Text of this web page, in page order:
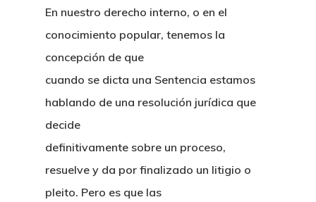
En nuestro derecho interno, o en el
conocimiento popular, tenemos la
concepción de que
cuando se dicta una Sentencia estamos
hablando de una resolución jurídica que
decide
definitivamente sobre un proceso,
resuelve y da por finalizado un litigio o
pleito. Pero es que las